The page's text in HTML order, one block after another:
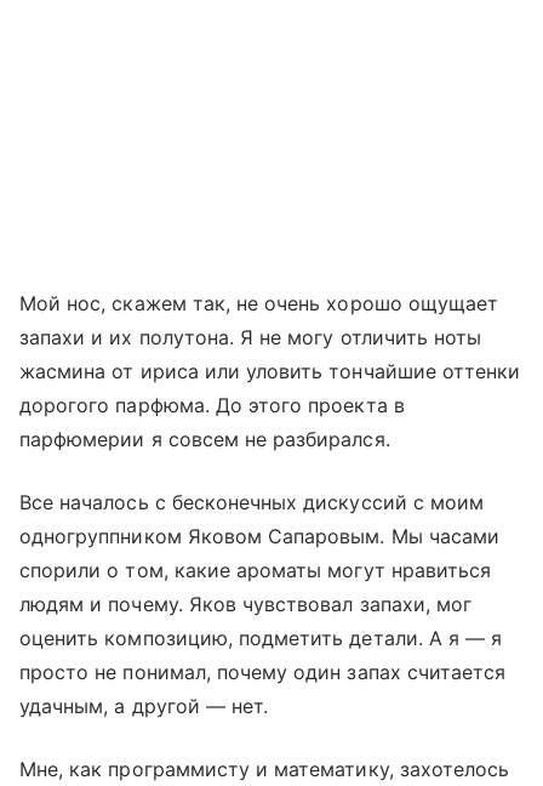
Мой нос, скажем так, не очень хорошо ощущает
запахи и их полутона. Я не могу отличить ноты
жасмина от ириса или уловить тончайшие оттенки
дорогого парфюма. До этого проекта в
парфюмерии я совсем не разбирался.
Все началось с бесконечных дискуссий с моим
одногруппником Яковом Сапаровым. Мы часами
спорили о том, какие ароматы могут нравиться
людям и почему. Яков чувствовал запахи, мог
оценить композицию, подметить детали. А я — я
просто не понимал, почему один запах считается
удачным, а другой — нет.
Мне, как программисту и математику, захотелось